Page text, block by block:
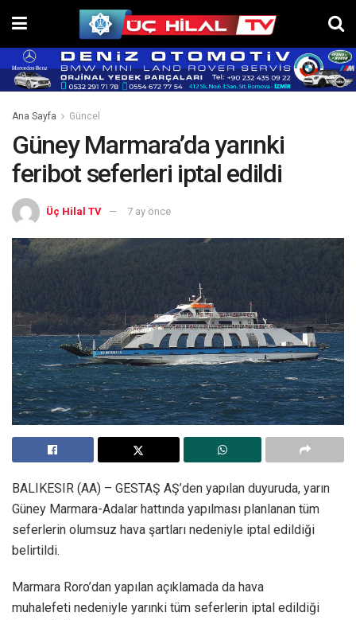
Ana Sayfa Güncel
Güney Marmara’da yarınki
feribot seferleri iptal edildi
Üç Hilal TV 7 ay önce
BALIKESIR (AA) – GESTAŞ AŞ’den yapılan duyuruda, yarın
Güney Marmara-Adalar hattında yapılması planlanan tüm
seferlerin olumsuz hava şartları nedeniyle iptal edildiği
belirtildi.
Marmara Roro’dan yapılan açıklamada da hava
muhalefeti nedeniyle yarınki tüm seferlerin iptal edildiği